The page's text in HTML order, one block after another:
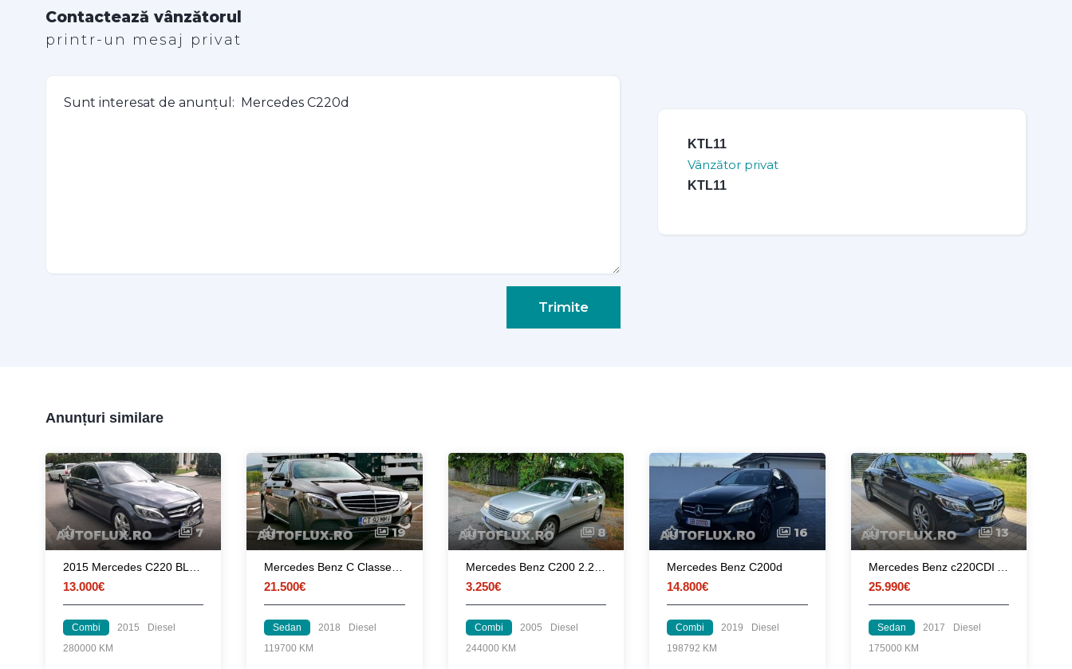
Contactează vânzătorul
printr-un mesaj privat
Trimite
KTL11
Vânzător privat
KTL11
Anunțuri similare
7
2015 Mercedes C220 BLUETEC
13.000€
Combi 2015
Diesel
280000 KM
19
Mercedes Benz C Classe 2018
21.500€
Sedan 2018
Diesel
119700 KM
8
Mercedes Benz C200 2.2 CDI - Euro 4 - 2005 - 240000 Km
3.250€
Combi 2005
Diesel
244000 KM
16
Mercedes Benz C200d
14.800€
Combi 2019
Diesel
198792 KM
13
Mercedes Benz c220CDI Avangarde
25.990€
Sedan 2017
Diesel
175000 KM